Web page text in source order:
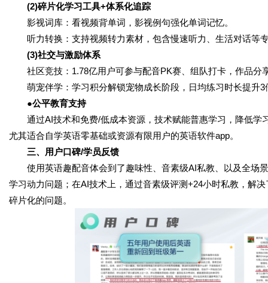
(2)碎片化学习工具+体系化追踪
影视词库：看视频背单词，影视例句强化单词记忆。
听力转换：支持视频转力素材，包含慢速听力、生活对话等
(3)社交与激励体系
社区竞技：1.78亿用户可参与配音PK赛、组队打卡，作品分
萌宠伴学：学习积分解锁宠物成长阶段，日均练习时长提升3
●公平教育支持
通过AI技术和免费/低成本资源，技术赋能普惠学习，降低学
尤其适合自学英语零基础或资源有限用户的英语软件app。
三、用户口碑/学员反馈
使用英语趣配音体会到了趣味性、音素级AI私教、以及全场
学习动力问题；在AI技术上，通过音素级评测+24小时私教，解
碎片化的问题。